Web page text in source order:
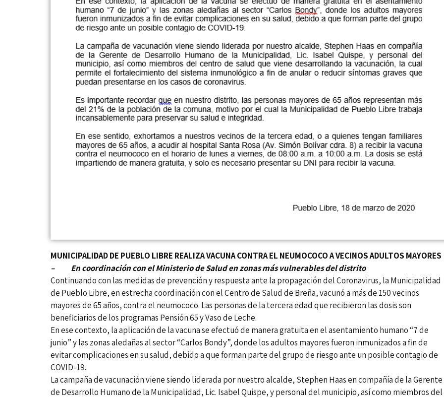
MUNICIPALIDAD DE PUEBLO LIBRE REALIZA VACUNA CONTRA EL NEUMOCOCO A VECINOS ADULTOS MAYORES
– En coordinación con el Ministerio de Salud en zonas más vulnerables del distrito
Continuando con las medidas de prevención y respuesta ante la propagación del Coronavirus, la Municipalidad
de Pueblo Libre, en estrecha coordinación con el Centro de Salud de Breña, vacunó a más de 150 vecinos
mayores de 65 años, contra el neumococo. Las personas de la tercera edad que recibieron las dosis son
beneficiarios de los programas Pensión 65 y Vaso de Leche.
En ese contexto, la aplicación de la vacuna se efectuó de manera gratuita en el asentamiento humano “7 de
junio” y las zonas aledañas al sector “Carlos Bondy”, donde los adultos mayores fueron inmunizados a fin de
evitar complicaciones en su salud, debido a que forman parte del grupo de riesgo ante un posible contagio de
COVID-19.
La campaña de vacunación viene siendo liderada por nuestro alcalde, Stephen Haas en compañía de la Gerente
de Desarrollo Humano de la Municipalidad, Lic. Isabel Quispe, y personal del municipio, así como miembros del